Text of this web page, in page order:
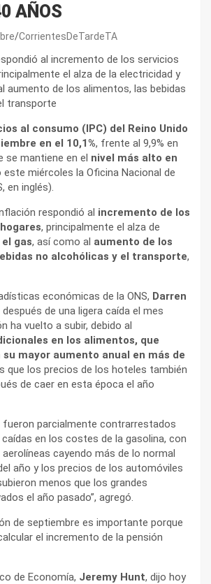
AÑOS
CorrientesDeTardeTA
al incremento de los servicios
el alza de la electricidad y
aumento de los alimentos, las bebidas
transporte
al consumo (IPC) del Reino Unido
en el 10,1%, frente al 9,9% en
se mantiene en el nivel más alto en
miércoles la Oficina Nacional de
en inglés).
respondió al incremento de los
, principalmente el alza de
gas, así como al aumento de los
no alcohólicas y el transporte,
económicas de la ONS, Darren
después de una ligera caída el mes
ha vuelto a subir, debido al
en los alimentos, que
mayor aumento anual en más de
que los precios de los hoteles también
de caer en esta época el año
fueron parcialmente contrarrestados
en los costes de la gasolina, con
cayendo más de lo normal
año y los precios de los automóviles
menos que los grandes
el año pasado”, agregó.
de septiembre es importante porque
el incremento de la pensión
de Economía, Jeremy Hunt, dijo hoy